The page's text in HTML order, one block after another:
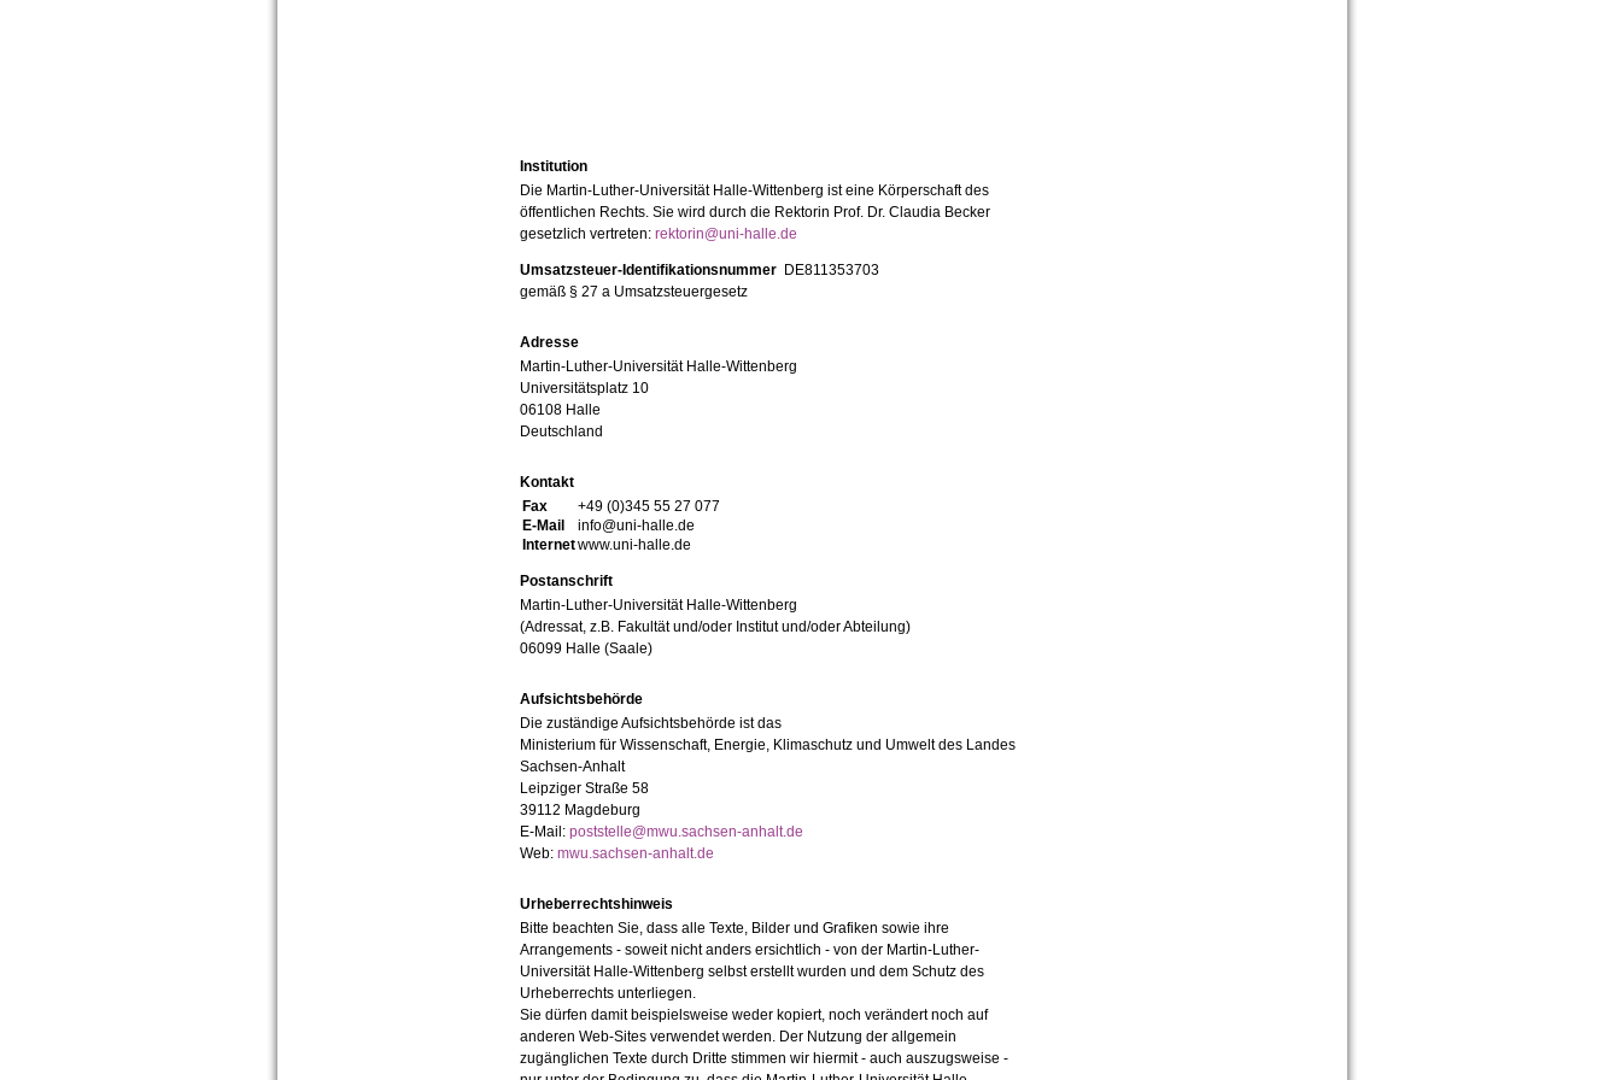
Institution
Die Martin-Luther-Universität Halle-Wittenberg ist eine Körperschaft des
öffentlichen Rechts. Sie wird durch die Rektorin Prof. Dr. Claudia Becker
gesetzlich vertreten: rektorin@uni-halle.de
Umsatzsteuer-Identifikationsnummer DE811353703
gemäß § 27 a Umsatzsteuergesetz
Adresse
Martin-Luther-Universität Halle-Wittenberg
Universitätsplatz 10
06108 Halle
Deutschland
Kontakt
Fax
+49 (0)345 55 27 077
E-Mail
info@uni-halle.de
Internetwww.uni-halle.de
Postanschrift
Martin-Luther-Universität Halle-Wittenberg
(Adressat, z.B. Fakultät und/oder Institut und/oder Abteilung)
06099 Halle (Saale)
Aufsichtsbehörde
Die zuständige Aufsichtsbehörde ist das
Ministerium für Wissenschaft, Energie, Klimaschutz und Umwelt des Landes
Sachsen-Anhalt
Leipziger Straße 58
39112 Magdeburg
E-Mail: poststelle@mwu.sachsen-anhalt.de
Web: mwu.sachsen-anhalt.de
Urheberrechtshinweis
Bitte beachten Sie, dass alle Texte, Bilder und Grafiken sowie ihre
Arrangements - soweit nicht anders ersichtlich - von der Martin-Luther-
Universität Halle-Wittenberg selbst erstellt wurden und dem Schutz des
Urheberrechts unterliegen.
Sie dürfen damit beispielsweise weder kopiert, noch verändert noch auf
anderen Web-Sites verwendet werden. Der Nutzung der allgemein
zugänglichen Texte durch Dritte stimmen wir hiermit - auch auszugsweise -